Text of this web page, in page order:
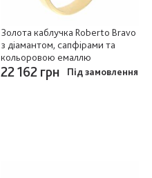
Золота каблучка Roberto Bravo
з діамантом, сапфірами та
кольоровою емаллю
22 162 грн Під замовлення